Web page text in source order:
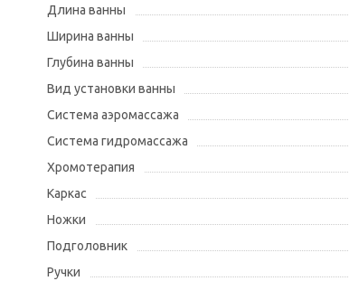
Длина ванны
Ширина ванны
Глубина ванны
Вид установки ванны
Система аэромассажа
Система гидромассажа
Хромотерапия
Каркас
Ножки
Подголовник
Ручки